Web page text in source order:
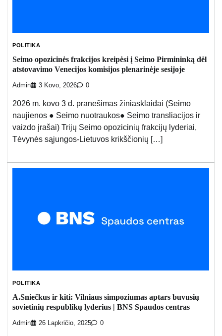
POLITIKA
Seimo opozicinės frakcijos kreipėsi į Seimo Pirmininką dėl
atstovavimo Venecijos komisijos plenarinėje sesijoje
Admin 3 Kovo, 2026 0
2026 m. kovo 3 d. pranešimas žiniasklaidai (Seimo
naujienos ● Seimo nuotraukos● Seimo transliacijos ir
vaizdo įrašai) Trijų Seimo opozicinių frakcijų lyderiai,
Tėvynės sąjungos-Lietuvos krikščionių […]
POLITIKA
A.Sniečkus ir kiti: Vilniaus simpoziumas aptars buvusių
sovietinių respublikų lyderius | BNS Spaudos centras
Admin 26 Lapkričio, 2025 0